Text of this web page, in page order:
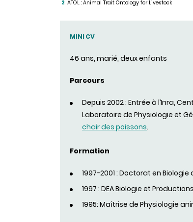
2 ATOL : Animal Trait Ontology for Livestock
MINI CV
46 ans, marié, deux enfants
Parcours
Depuis 2002 : Entrée à l’Inra,
Laboratoire de Physiologie et
chair des poissons.
Formation
1997-2001 : Doctorat en
1997 : DEA Biologie et
1995: Maîtrise de Physiologie